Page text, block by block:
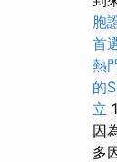
胞
首
熱
的
立
因
多